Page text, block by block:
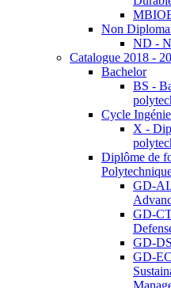
Non
ND -
Catalogue 2018 -
Bachelor
BS -
Cycle
X -
Diplôme de
GD-
GD-
GD-
GD-